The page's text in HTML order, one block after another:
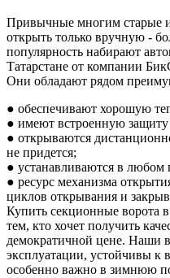
Привычные многим старые
открыть только вручную -
популярность набирают
Татарстане от компании
Они обладают рядом
● обеспечивают хорошую
● имеют встроенную защиту
● открываются
не придется;
● устанавливаются в
● ресурс механизма
циклов открывания и
Купить секционные ворота
тем, кто хочет получить
демократичной цене. Наши
эксплуатации, устойчивы к
особенно важно в зимнюю